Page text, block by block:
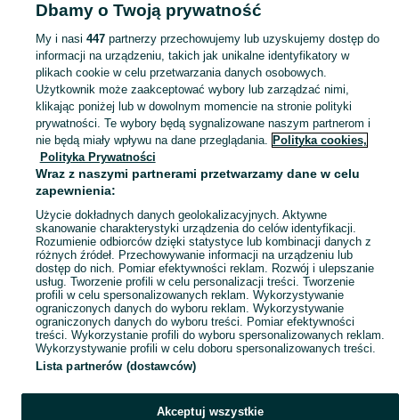
Zobacz Więcej
Skorzystaj z największego serwisu ogłoszeniowego - Woźniki i okolice! Kupuj to, czego pragniesz i sprzedawaj to, czego już nie potrzebujesz!
Mapa kategorii
Mapa miejscowości
Mapa ministron
Popularne wyszukiwania
Dbamy o Twoją prywatność
My i nasi 447partnerzy przechowujemy lub uzyskujemy dostęp do
informacji na urządzeniu, takich jak unikalne identyfikatory w
plikach cookie w celu przetwarzania danych osobowych.
Użytkownik może zaakceptować wybory lub zarządzać nimi,
klikając poniżej lub w dowolnym momencie na stronie polityki
prywatności. Te wybory będą sygnalizowane naszym partnerom i
nie będą miały wpływu na dane przeglądania. Polityka cookies,
Polityka Prywatności
Wraz z naszymi partnerami przetwarzamy dane w celu
zapewnienia:
Użycie dokładnych danych geolokalizacyjnych. Aktywne
skanowanie charakterystyki urządzenia do celów identyfikacji.
Rozumienie odbiorców dzięki statystyce lub kombinacji danych z
różnych źródeł. Przechowywanie informacji na urządzeniu lub
dostęp do nich. Pomiar efektywności reklam. Rozwój i ulepszanie
usług. Tworzenie profili w celu personalizacji treści. Tworzenie
profili w celu spersonalizowanych reklam. Wykorzystywanie
ograniczonych danych do wyboru reklam. Wykorzystywanie
ograniczonych danych do wyboru treści. Pomiar efektywności
treści. Wykorzystanie profili do wyboru spersonalizowanych reklam.
Wykorzystywanie profili w celu doboru spersonalizowanych treści.
Lista partnerów (dostawców)
Akceptuj wszystkie